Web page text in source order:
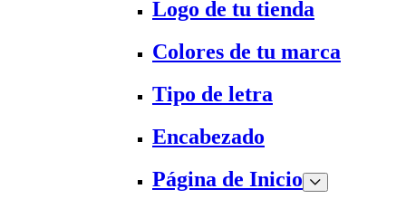
Logo de tu tienda
Colores de tu marca
Tipo de letra
Encabezado
Página de Inicio